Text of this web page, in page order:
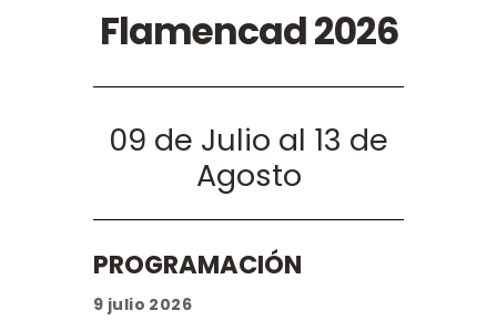
Flamencad 2026
09 de Julio al 13 de
Agosto
PROGRAMACIÓN
9 julio 2026